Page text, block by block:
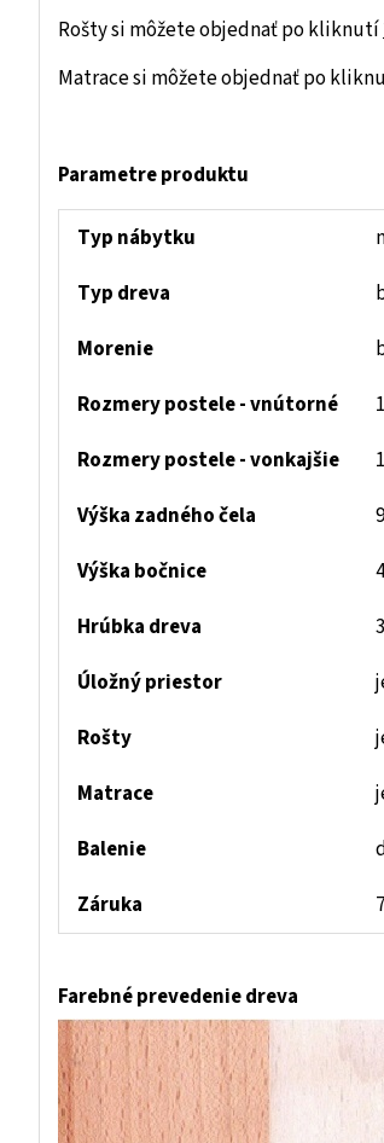
Rošty si môžete objednať po kliknutí
Matrace si môžete objednať po
Parametre produktu
Typ nábytku
Typ dreva
Morenie
Rozmery postele - vnútorné
Rozmery postele - vonkajšie
Výška zadného čela
Výška bočnice
Hrúbka dreva
Úložný priestor
Rošty
Matrace
Balenie
Záruka
Farebné prevedenie dreva